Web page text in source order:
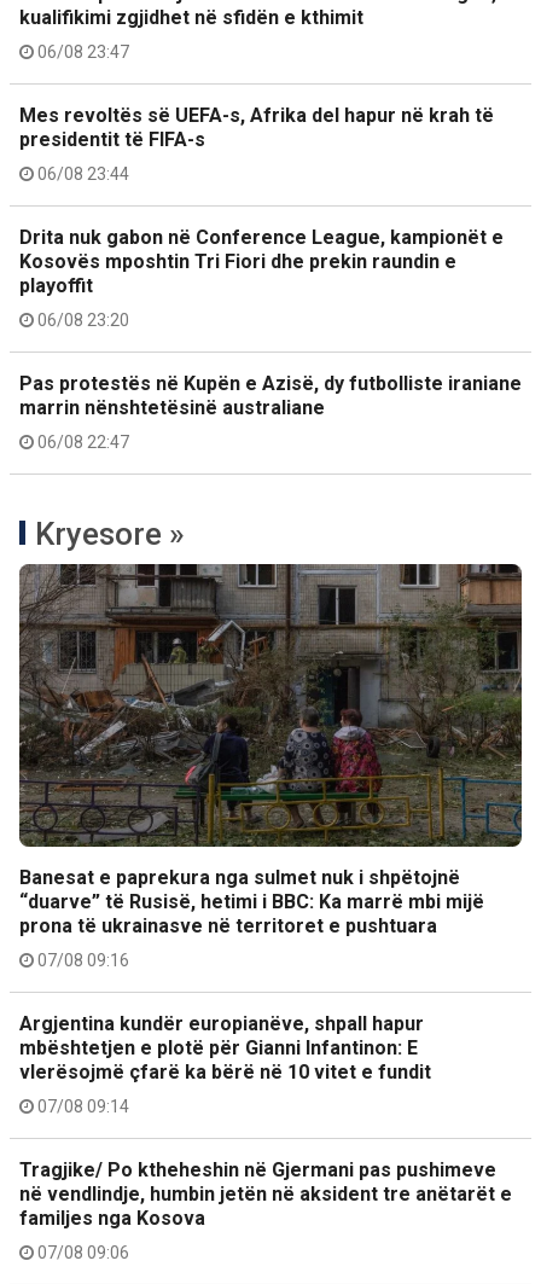
kualifikimi zgjidhet në sfidën e kthimit
06/08 23:47
Mes revoltës së UEFA-s, Afrika del hapur në krah të
presidentit të FIFA-s
06/08 23:44
Drita nuk gabon në Conference League, kampionët e
Kosovës mposhtin Tri Fiori dhe prekin raundin e
playoffit
06/08 23:20
Pas protestës në Kupën e Azisë, dy futbolliste iraniane
marrin nënshtetësinë australiane
06/08 22:47
Kryesore »
Banesat e paprekura nga sulmet nuk i shpëtojnë
“duarve” të Rusisë, hetimi i BBC: Ka marrë mbi mijë
prona të ukrainasve në territoret e pushtuara
07/08 09:16
Argjentina kundër europianëve, shpall hapur
mbështetjen e plotë për Gianni Infantinon: E
vlerësojmë çfarë ka bërë në 10 vitet e fundit
07/08 09:14
Tragjike/ Po ktheheshin në Gjermani pas pushimeve
në vendlindje, humbin jetën në aksident tre anëtarët e
familjes nga Kosova
07/08 09:06